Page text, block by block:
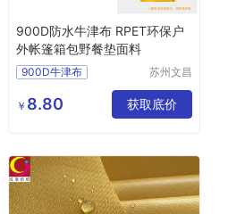
900D防水牛津布 RPET环保户
外帐篷箱包野餐垫面料
900D牛津布
再生牛津布
箱包面料
苏州文昌
有限公司
￥ 8.80 获取底价